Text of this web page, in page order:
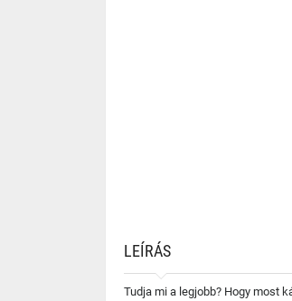
LEÍRÁS
Tudja mi a legjobb? Hogy most